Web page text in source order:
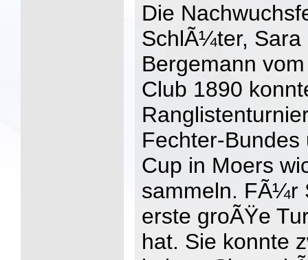
Die
SchlÃ¼ter, Sara
Bergemann
Club 1890
Fechter-
Cup in Moers
sammeln. FÃ¼r
erste groÃŸe
hat. Sie konnte